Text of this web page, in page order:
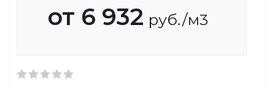
от 6 932 руб./м3